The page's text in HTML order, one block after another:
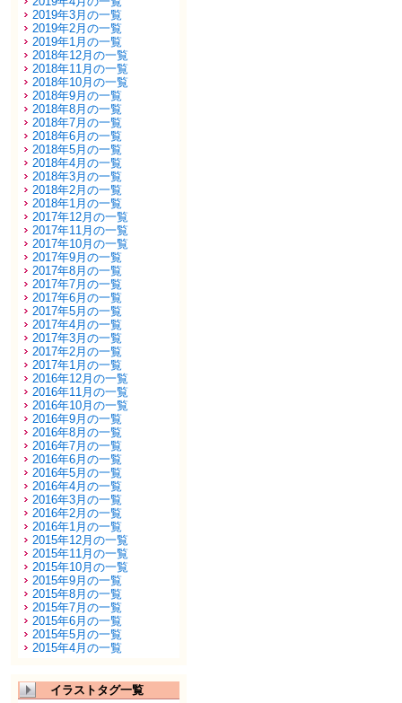
2019年3月の一覧
2019年2月の一覧
2019年1月の一覧
2018年12月の一覧
2018年11月の一覧
2018年10月の一覧
2018年9月の一覧
2018年8月の一覧
2018年7月の一覧
2018年6月の一覧
2018年5月の一覧
2018年4月の一覧
2018年3月の一覧
2018年2月の一覧
2018年1月の一覧
2017年12月の一覧
2017年11月の一覧
2017年10月の一覧
2017年9月の一覧
2017年8月の一覧
2017年7月の一覧
2017年6月の一覧
2017年5月の一覧
2017年4月の一覧
2017年3月の一覧
2017年2月の一覧
2017年1月の一覧
2016年12月の一覧
2016年11月の一覧
2016年10月の一覧
2016年9月の一覧
2016年8月の一覧
2016年7月の一覧
2016年6月の一覧
2016年5月の一覧
2016年4月の一覧
2016年3月の一覧
2016年2月の一覧
2016年1月の一覧
2015年12月の一覧
2015年11月の一覧
2015年10月の一覧
2015年9月の一覧
2015年8月の一覧
2015年7月の一覧
2015年6月の一覧
2015年5月の一覧
2015年4月の一覧
イラストタグ一覧